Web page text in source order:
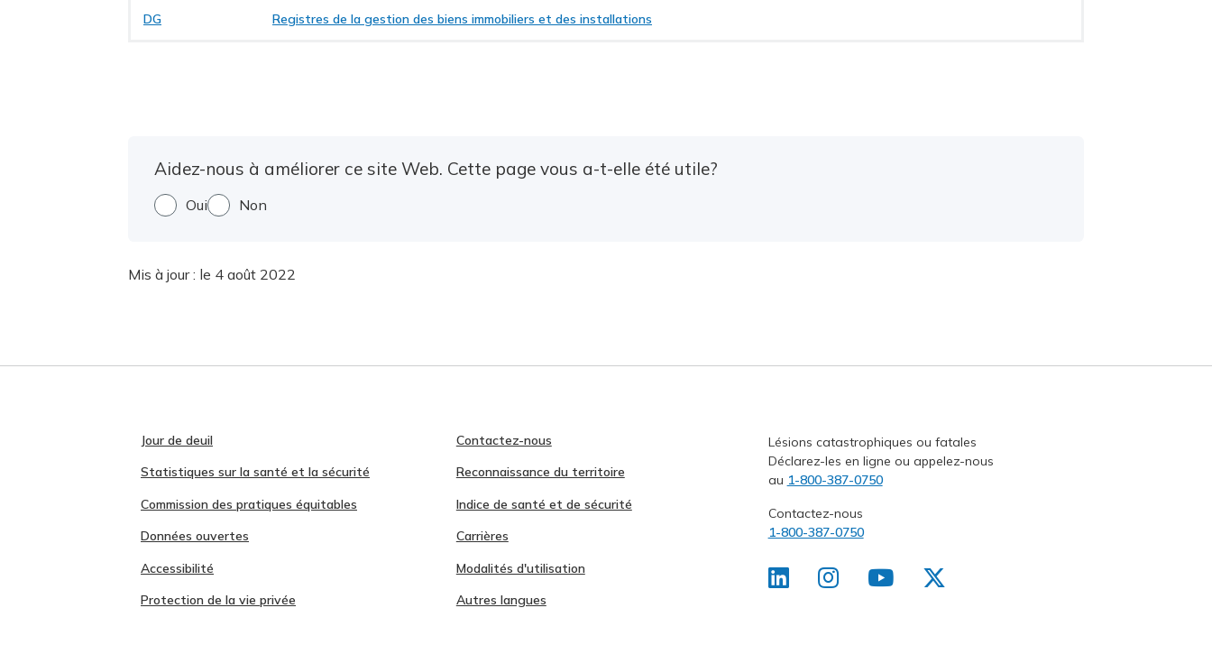
DG Registres de la gestion des biens immobiliers et des installations
Aidez-nous à améliorer ce site Web. Cette page vous a-t-elle été utile?
Oui Non
Mis à jour : le 4 août 2022
Jour de deuil
Contactez-nous
Statistiques sur la santé et la sécurité
Reconnaissance du territoire
Commission des pratiques équitables
Indice de santé et de sécurité
Données ouvertes
Carrières
Accessibilité
Modalités d'utilisation
Protection de la vie privée
Autres langues
Lésions catastrophiques ou fatales
Déclarez-les en ligne ou appelez-nous
au 1-800-387-0750
Contactez-nous
1-800-387-0750